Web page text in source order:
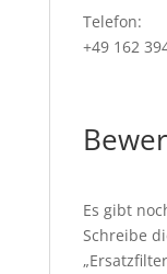
Telefon:
+49 162
Es gibt
Schreibe